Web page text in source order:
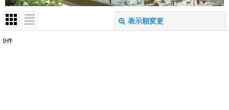
表示順変更
9件